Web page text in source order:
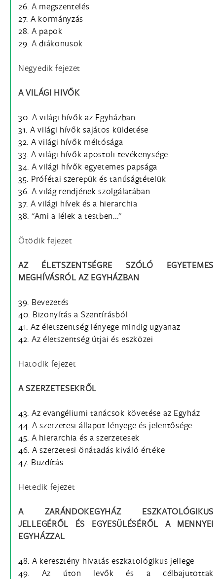
26. A megszentelés
27. A kormányzás
28. A papok
29. A diákonusok
Negyedik fejezet
A VILÁGI HIVŐK
30. A világi hívők az Egyházban
31. A világi hívők sajátos küldetése
32. A világi hívők méltósága
33. A világi hívők apostoli tevékenysége
34. A világi hívők egyetemes papsága
35. Prófétai szerepük és tanúságtételük
36. A világ rendjének szolgálatában
37. A világi hívek és a hierarchia
38. "Ami a lélek a testben..."
Ötödik fejezet
AZ ÉLETSZENTSÉGRE SZÓLÓ EGYETEMES
MEGHÍVÁSRÓL AZ EGYHÁZBAN
39. Bevezetés
40. Bizonyítás a Szentírásból
41. Az életszentség lényege mindig ugyanaz
42. Az életszentség útjai és eszközei
Hatodik fejezet
A SZERZETESEKRŐL
43. Az evangéliumi tanácsok követése az Egyház
44. A szerzetesi állapot lényege és jelentősége
45. A hierarchia és a szerzetesek
46. A szerzetesi önátadás kiváló értéke
47. Buzdítás
Hetedik fejezet
A ZARÁNDOKEGYHÁZ ESZKATOLÓGIKUS
JELLEGÉRŐL ÉS EGYESÜLÉSÉRŐL A MENNYEI
EGYHÁZZAL
48. A keresztény hivatás eszkatológikus jellege
49. Az úton levők és a célbajutottak